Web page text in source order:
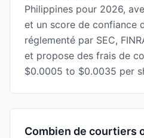
Philippines pour 2026,
et un score de confiance
réglementé par SEC,
et propose des frais de
$0.0005 to $0.0035 per
Combien de courtiers